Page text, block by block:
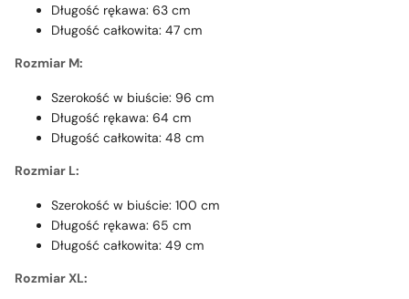
Długość rękawa: 63 cm
Długość całkowita: 47 cm
Rozmiar M:
Szerokość w biuście: 96 cm
Długość rękawa: 64 cm
Długość całkowita: 48 cm
Rozmiar L:
Szerokość w biuście: 100 cm
Długość rękawa: 65 cm
Długość całkowita: 49 cm
Rozmiar XL: